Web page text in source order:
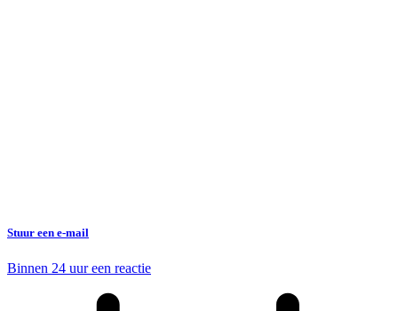
Stuur een e-mail
Binnen 24 uur een reactie